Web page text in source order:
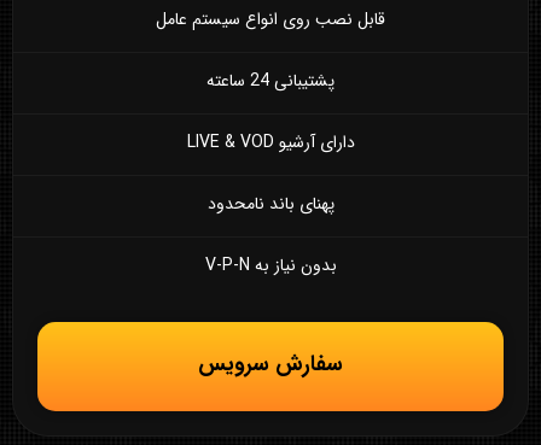
قابل نصب روی انواع سیستم عامل
پشتیبانی 24 ساعته
دارای آرشیو LIVE & VOD
پهنای باند نامحدود
بدون نیاز به V-P-N
سفارش سرویس